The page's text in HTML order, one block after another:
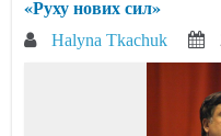
«Руху нових сил»
Halyna Tkachuk